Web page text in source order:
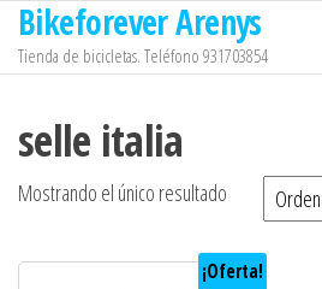
Saltar
contenido
Bikeforever Arenys
Tienda de bicicletas. Teléfono 931703854
selle italia
Mostrando el único resultado
¡Oferta!